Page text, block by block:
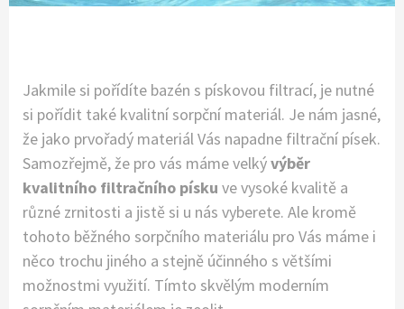
Jakmile si pořídíte bazén s pískovou filtrací, je nutné
si pořídit také kvalitní sorpční materiál. Je nám jasné,
že jako prvořadý materiál Vás napadne filtrační písek.
Samozřejmě, že pro vás máme velkývýběr
kvalitního filtračního písku ve vysoké kvalitě a
různé zrnitosti a jistě si u nás vyberete. Ale kromě
tohoto běžného sorpčního materiálu pro Vás máme i
něco trochu jiného a stejně účinného s většími
možnostmi využití. Tímto skvělým moderním